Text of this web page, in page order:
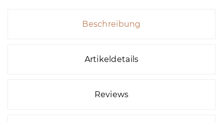
Beschreibung
Artikeldetails
Reviews